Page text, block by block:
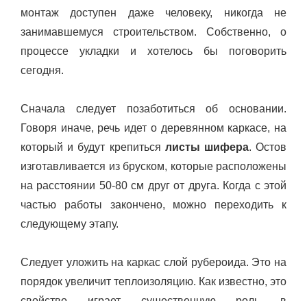
монтаж доступен даже человеку, никогда не
занимавшемуся строительством. Собственно, о
процессе укладки и хотелось бы поговорить
сегодня.
Сначала следует позаботиться об основании.
Говоря иначе, речь идет о деревянном каркасе, на
который и будут крепиться листы шифера. Остов
изготавливается из бруском, которые расположены
на расстоянии 50-80 см друг от друга. Когда с этой
частью работы закончено, можно переходить к
следующему этапу.
Следует уложить на каркас слой рубероида. Это на
порядок увеличит теплоизоляцию. Как известно, это